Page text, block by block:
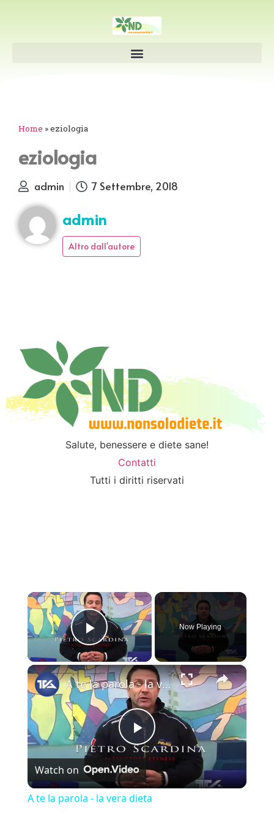
Home »eziologia
eziologia
admin 7 Settembre, 2018
admin
Altro dall'autore
Salute, benessere e diete sane!
Contatti
Tutti i diritti riservati
×
Play Video
Now Playing
×
Play Video
A te la parola - la vera dieta
Watch on
A te la parola - la vera dieta